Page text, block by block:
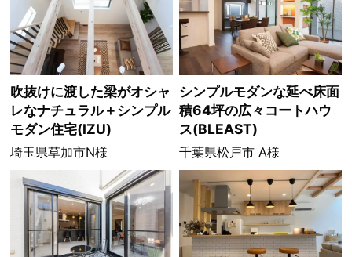
吹抜けに渡した梁がオシャ
レなナチュラル＋シンプル
モダン住宅(IZU)
埼玉県草加市N様
シンプルモダンな延べ床面
積64坪の広々コートハウ
ス(BLEAST)
千葉県松戸市 A様